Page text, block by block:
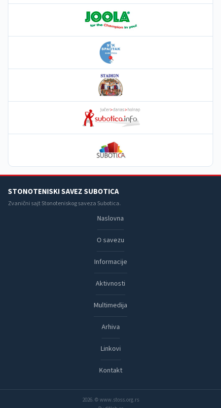
STONOTENISKI SAVEZ SUBOTICA
Zvanični sajt Stonoteniskog saveza Subotica.
Naslovna
O savezu
Informacije
Aktivnosti
Multimedija
Arhiva
Linkovi
Kontakt
2026. © www.stoss.org.rs